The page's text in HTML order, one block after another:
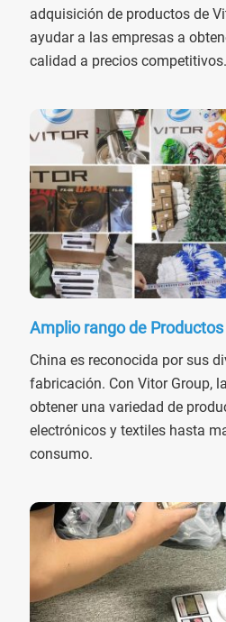
adquisición de productos de
ayudar a las empresas a
calidad a precios competitivos.
Amplio rango de Productos
China es reconocida por sus
fabricación. Con Vitor Group,
obtener una variedad de
electrónicos y textiles hasta
consumo.